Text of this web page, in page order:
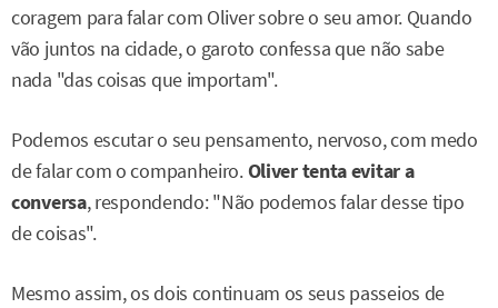
coragem para falar com Oliver sobre o seu amor. Quando
vão juntos na cidade, o garoto confessa que não sabe
nada "das coisas que importam".
Podemos escutar o seu pensamento, nervoso, com medo
de falar com o companheiro.Oliver tenta evitar a
conversa, respondendo: "Não podemos falar desse tipo
de coisas".
Mesmo assim, os dois continuam os seus passeios de